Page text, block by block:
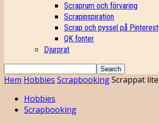
Scraprum och förvaring
Scrapinspiration
Scrap och pyssel på Pinterest
QK fonter
Djurprat
Hem Hobbies ScrapbookingScrappat lite
Hobbies
Scrapbooking